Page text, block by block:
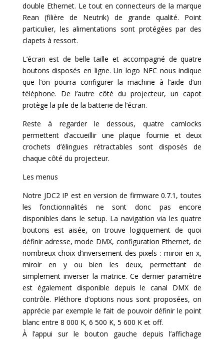
double Ethernet. Le tout en connecteurs de la marque
Rean (filière de Neutrik) de grande qualité. Point
particulier, les alimentations sont protégées par des
clapets à ressort.
L’écran est de belle taille et accompagné de quatre
boutons disposés en ligne. Un logo NFC nous indique
que l’on pourra configurer la machine à l’aide d’un
téléphone. De l’autre côté du projecteur, un capot
protège la pile de la batterie de l’écran.
Reste à regarder le dessous, quatre camlocks
permettent d’accueillir une plaque fournie et deux
crochets d’élingues rétractables sont disposés de
chaque côté du projecteur.
Les menus
Notre JDC2 IP est en version de firmware 0.7.1, toutes
les fonctionnalités ne sont donc pas encore
disponibles dans le setup. La navigation via les quatre
boutons est aisée, on trouve logiquement de quoi
définir adresse, mode DMX, configuration Ethernet, de
nombreux choix d’inversement des pixels : miroir en x,
miroir en y ou bien les deux, permettant de
simplement inverser la matrice. Ce dernier paramètre
est également disponible depuis le canal DMX de
contrôle. Pléthore d’options nous sont proposées, on
apprécie par exemple le fait de pouvoir définir le point
blanc entre 8 000 K, 6 500 K, 5 600 K et off.
À l’appui sur le bouton gauche depuis l’affichage